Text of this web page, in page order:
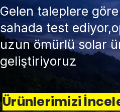
Gelen taleplere
sahada test
uzun ömürlü solar
geliştiriyoruz
Ürünlerimizi